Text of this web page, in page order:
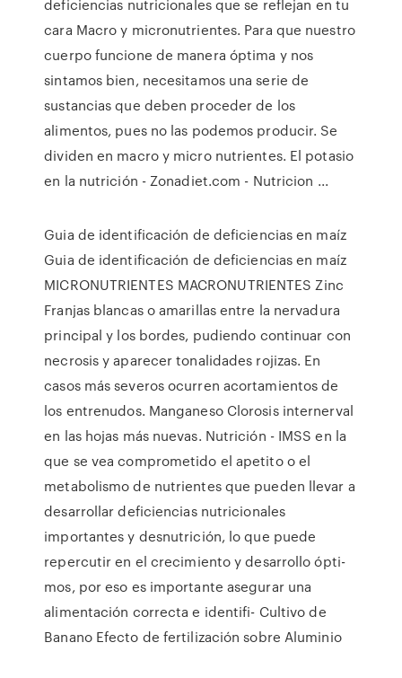
deficiencias nutricionales que se reflejan en tu
cara Macro y micronutrientes. Para que nuestro
cuerpo funcione de manera óptima y nos
sintamos bien, necesitamos una serie de
sustancias que deben proceder de los
alimentos, pues no las podemos producir. Se
dividen en macro y micro nutrientes. El potasio
en la nutrición - Zonadiet.com - Nutricion ...
Guia de identificación de deficiencias en maíz
Guia de identificación de deficiencias en maíz
MICRONUTRIENTES MACRONUTRIENTES Zinc
Franjas blancas o amarillas entre la nervadura
principal y los bordes, pudiendo continuar con
necrosis y aparecer tonalidades rojizas. En
casos más severos ocurren acortamientos de
los entrenudos. Manganeso Clorosis internerval
en las hojas más nuevas. Nutrición - IMSS en la
que se vea comprometido el apetito o el
metabolismo de nutrientes que pueden llevar a
desarrollar deficiencias nutricionales
importantes y desnutrición, lo que puede
repercutir en el crecimiento y desarrollo ópti-
mos, por eso es importante asegurar una
alimentación correcta e identifi- Cultivo de
Banano Efecto de fertilización sobre Aluminio